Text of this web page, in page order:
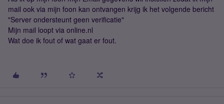
mail ook via mijn foon kan ontvangen krijg ik het volgende bericht
"Server ondersteunt geen verificatie"
Mijn mail loopt via online.nl
Wat doe ik fout of wat gaat er fout.